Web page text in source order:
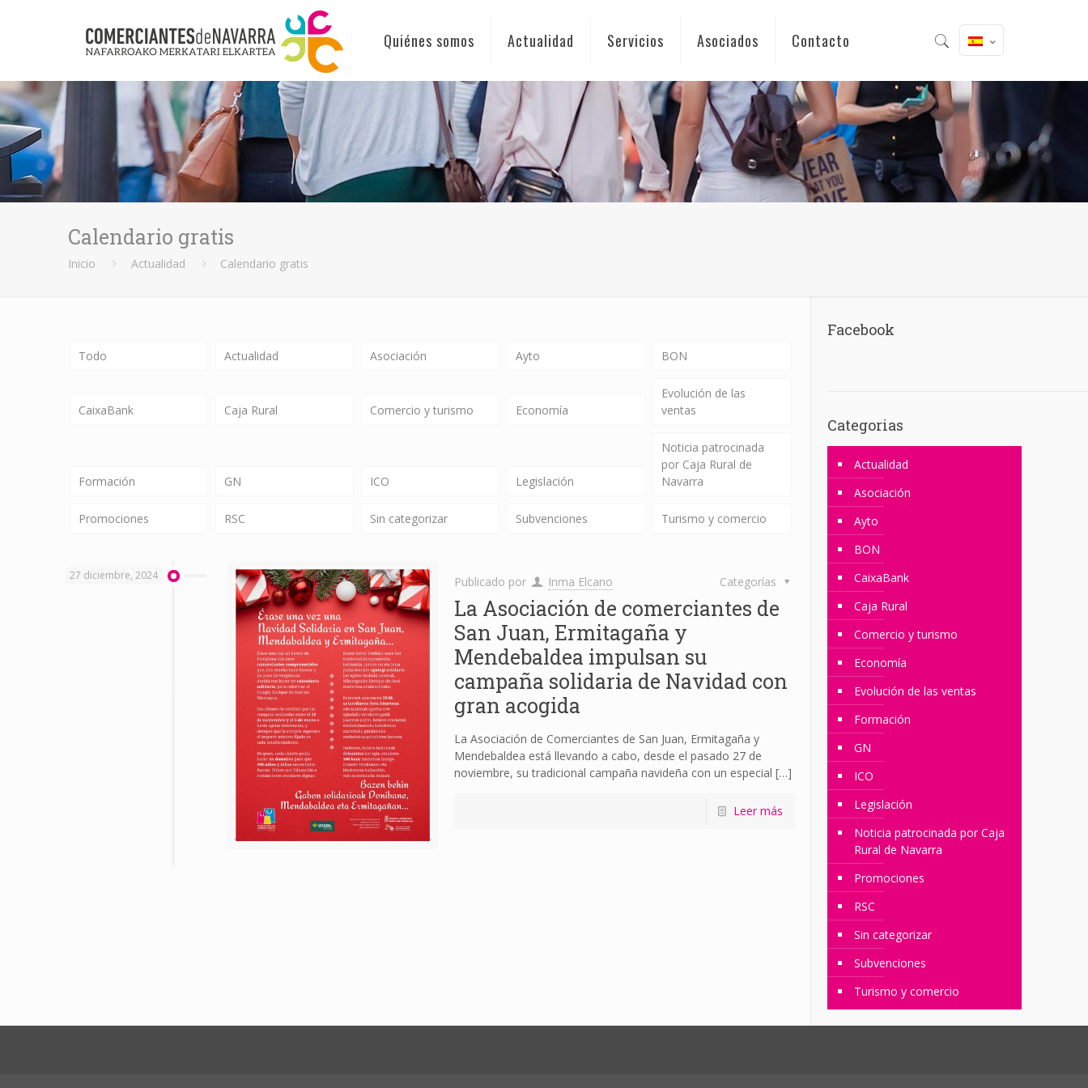
Quiénes somos Actualidad Servicios Asociados Contacto
Calendario gratis
Inicio Actualidad Calendario gratis
Todo Actualidad Asociación Ayto BON
CaixaBank Caja Rural Comercio y turismo Economía
Evolución de las
ventas
Formación GN ICO Legislación
Noticia patrocinada
por Caja Rural de
Navarra
Promociones RSC Sin categorizar Subvenciones Turismo y comercio
27 diciembre, 2024 Publicado por Inma Elcano Categorías
La Asociación de comerciantes de
San Juan, Ermitagaña y
Mendebaldea impulsan su
campaña solidaria de Navidad con
gran acogida
La Asociación de Comerciantes de San Juan, Ermitagaña y
Mendebaldea está llevando a cabo, desde el pasado 27 de
noviembre, su tradicional campaña navideña con un especial […]
Leer más
Facebook
Categorias
Actualidad
Asociación
Ayto
BON
CaixaBank
Caja Rural
Comercio y turismo
Economía
Evolución de las ventas
Formación
GN
ICO
Legislación
Noticia patrocinada por Caja
Rural de Navarra
Promociones
RSC
Sin categorizar
Subvenciones
Turismo y comercio